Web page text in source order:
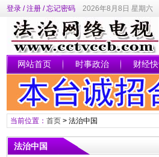
登录/注册/忘记密码 2026年8月8日 星期六
网站首页 时事政治 财经
当前位置： 首页> 法治中国
法治中国